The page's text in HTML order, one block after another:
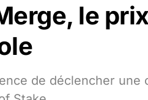
le
de déclencher une